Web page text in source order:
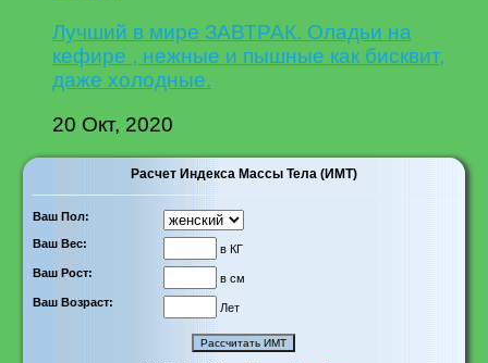
Лучший в мире ЗАВТРАК. Оладьи на
кефире , нежные и пышные как бисквит,
даже холодные.
20 Окт, 2020
Расчет Индекса Массы Тела (ИМТ)
Ваш Пол:
Ваш Вес:
в КГ
Ваш Рост:
в см
Ваш Возраст:
Лет